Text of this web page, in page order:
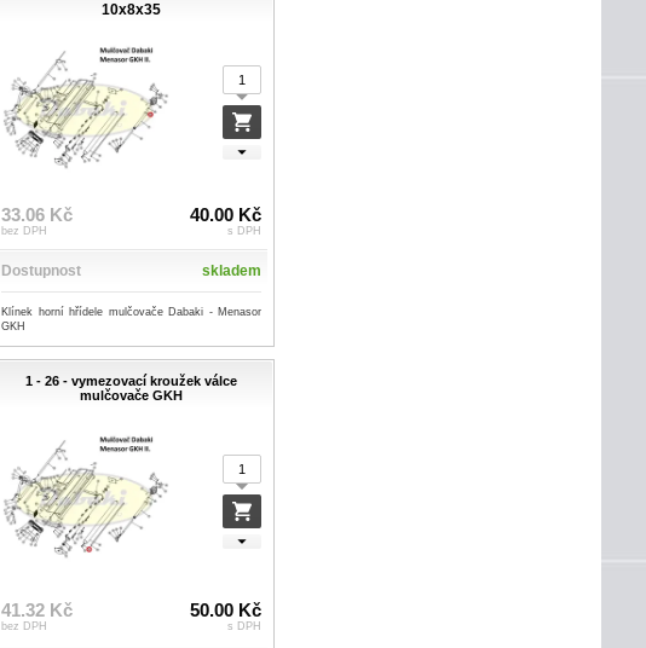
10x8x35
33.06 Kč
bez DPH
40.00 Kč
s DPH
Dostupnost skladem
Klínek horní hřídele mulčovače Dabaki - Menasor
GKH
1 - 26 - vymezovací kroužek válce
mulčovače GKH
41.32 Kč
bez DPH
50.00 Kč
s DPH